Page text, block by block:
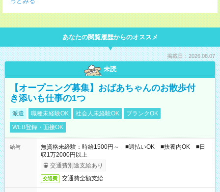
あなたの閲覧履歴からのオススメ
掲載日：2026.08.07
未読
【オープニング募集】おばあちゃんのお散歩付
き添いも仕事の1つ
派遣 職種未経験OK 社会人未経験OK
ブランクOK
WEB登録・面接OK
給与
無資格未経験：時給1500円～ ■週払いOK ■扶養内OK ■日
収1万2000円以上
交通費別途支給あり
交通費 交通費全額支給